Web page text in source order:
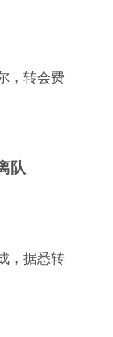
，转会费
队
，据悉转